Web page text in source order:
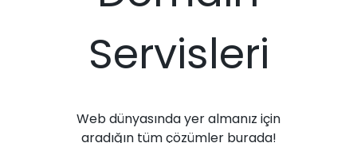
Servisleri
Web dünyasında yer almanız için
aradığın tüm çözümler burada!